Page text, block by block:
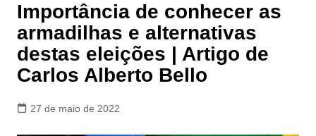
Importância de conhecer as
armadilhas e alternativas
destas eleições | Artigo de
Carlos Alberto Bello
27 de maio de 2022